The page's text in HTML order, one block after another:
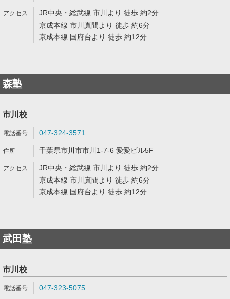
JR中央・総武線 市川より 徒歩 約2分
京成本線 市川真間より 徒歩 約6分
京成本線 国府台より 徒歩 約12分
森塾
市川校
047-324-3571
千葉県市川市市川1-7-6 愛愛ビル5F
JR中央・総武線 市川より 徒歩 約2分
京成本線 市川真間より 徒歩 約6分
京成本線 国府台より 徒歩 約12分
武田塾
市川校
047-323-5075